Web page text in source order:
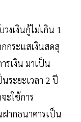
วงเงินกู้ไม่เกิน 1
กระแสเงินสดสุ
รเงิน มาเป็น
ระยะเวลา 2 ปี
ะใช้การ
ากธนาคารเป็น